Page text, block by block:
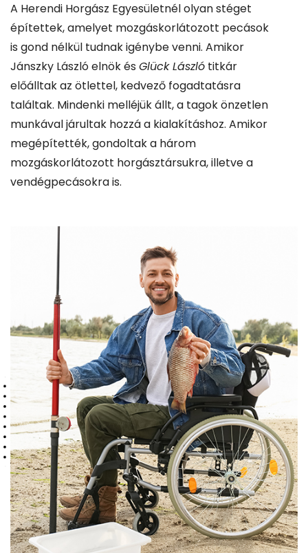
A Herendi Horgász Egyesületnél olyan stéget
építettek, amelyet mozgáskorlátozott pecások
is gond nélkül tudnak igénybe venni. Amikor
Jánszky László elnök és Glück László titkár
előálltak az ötlettel, kedvező fogadtatásra
találtak. Mindenki melléjük állt, a tagok önzetlen
munkával járultak hozzá a kialakításhoz. Amikor
megépítették, gondoltak a három
mozgáskorlátozott horgásztársukra, illetve a
vendégpecásokra is.